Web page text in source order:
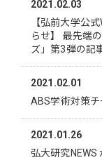
2021.02.03
【弘前大学公
らせ】 最先端
ズ」第3弾の記
2021.02.01
ABS学術対策
2021.01.26
弘大研究NEWS